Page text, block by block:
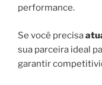
performance.
Se você precisa
sua parceira ideal
garantir